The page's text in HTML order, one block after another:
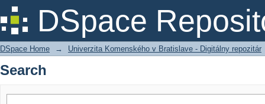
DSpace
Search
DSpace Home → Univerzita Komenského v Bratislave - Digitálny repozitár
Search